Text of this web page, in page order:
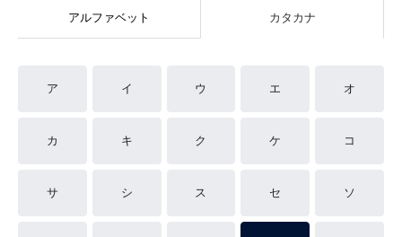
アルファベット カタカナ
ア イ ウ エ オ
カ キ ク ケ コ
サ シ ス セ ソ